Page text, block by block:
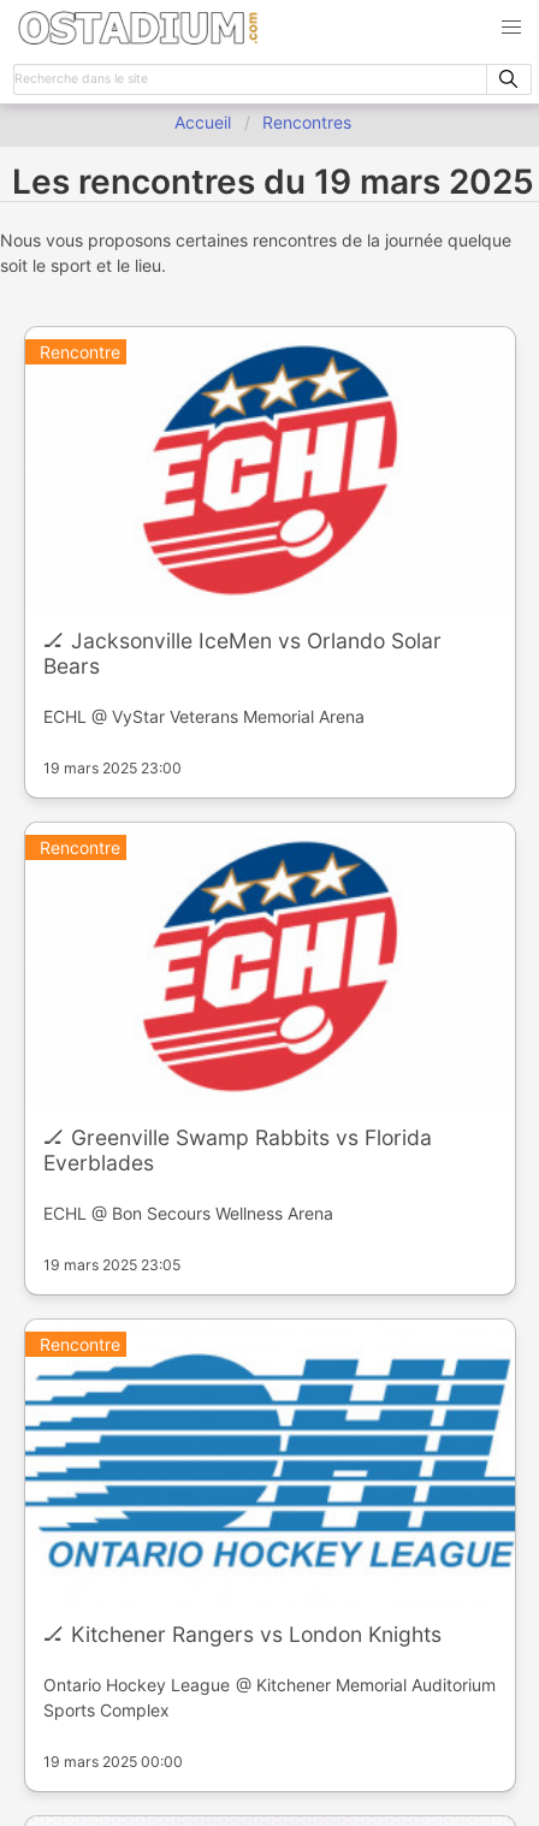
Accueil Rencontres
Les rencontres du 19 mars 2025
Nous vous proposons certaines rencontres de la journée quelque
soit le sport et le lieu.
Rencontre
🏒 Jacksonville IceMen vs Orlando Solar
Bears
ECHL @ VyStar Veterans Memorial Arena
19 mars 2025 23:00
Rencontre
🏒 Greenville Swamp Rabbits vs Florida
Everblades
ECHL @ Bon Secours Wellness Arena
19 mars 2025 23:05
Rencontre
🏒 Kitchener Rangers vs London Knights
Ontario Hockey League @ Kitchener Memorial Auditorium
Sports Complex
19 mars 2025 00:00